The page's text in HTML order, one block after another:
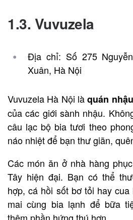
1.3. Vuvuzela
Địa chỉ: Số 275
Xuân, Hà Nội
Vuvuzela Hà Nội làquán
của các giới sành nhậu.
câu lạc bộ bia tươi theo
náo nhiệt để bạn thư giãn,
Các món ăn ở nhà hàng
Tây hiện đại. Bạn có thể
hợp, cá hồi sốt bơ tỏi hay
mai cùng bia lạnh để bữa